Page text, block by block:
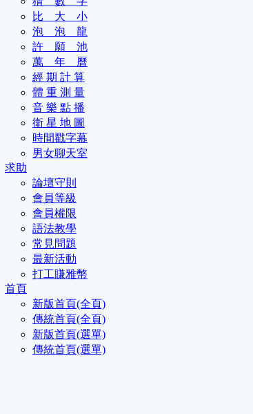
比 大 小
泡 泡 龍
許 願 池
萬 年 曆
經 期 計 算
體 重 測 量
音 樂 點 播
衛 星 地 圖
時間戳字幕
男女聊天室
求助
論壇守則
會員等級
會員權限
語法教學
常見問題
最新活動
打工賺雅幣
首頁
新版首頁(全頁)
傳統首頁(全頁)
新版首頁(選單)
傳統首頁(選單)